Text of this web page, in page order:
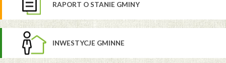
RAPORT O STANIE GMINY
INWESTYCJE GMINNE